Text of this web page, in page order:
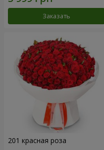
Заказать
201 красная роза